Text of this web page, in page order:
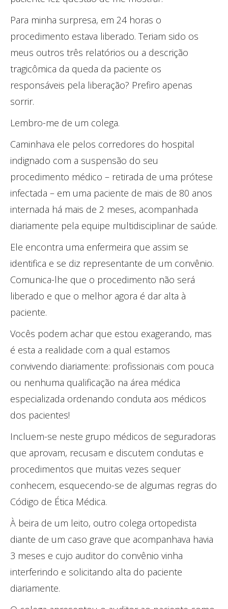
Para minha surpresa, em 24 horas o
procedimento estava liberado. Teriam sido os
meus outros três relatórios ou a descrição
tragicômica da queda da paciente os
responsáveis pela liberação? Prefiro apenas
sorrir.
Lembro-me de um colega.
Caminhava ele pelos corredores do hospital
indignado com a suspensão do seu
procedimento médico – retirada de uma prótese
infectada – em uma paciente de mais de 80 anos
internada há mais de 2 meses, acompanhada
diariamente pela equipe multidisciplinar de saúde.
Ele encontra uma enfermeira que assim se
identifica e se diz representante de um convênio.
Comunica-lhe que o procedimento não será
liberado e que o melhor agora é dar alta à
paciente.
Vocês podem achar que estou exagerando, mas
é esta a realidade com a qual estamos
convivendo diariamente: profissionais com pouca
ou nenhuma qualificação na área médica
especializada ordenando conduta aos médicos
dos pacientes!
Incluem-se neste grupo médicos de seguradoras
que aprovam, recusam e discutem condutas e
procedimentos que muitas vezes sequer
conhecem, esquecendo-se de algumas regras do
Código de Ética Médica.
À beira de um leito, outro colega ortopedista
diante de um caso grave que acompanhava havia
3 meses e cujo auditor do convênio vinha
interferindo e solicitando alta do paciente
diariamente.